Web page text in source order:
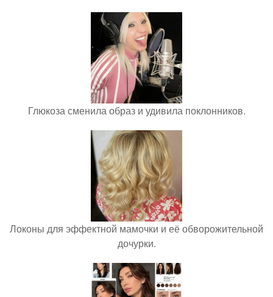
Глюкоза сменила образ и удивила поклонников.
Локоны для эффектной мамочки и её обворожительной
дочурки.